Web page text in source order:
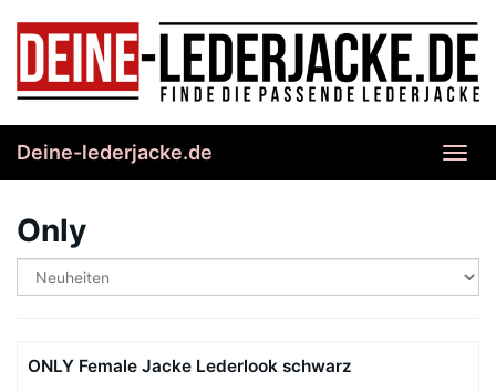
content
Deine-lederjacke.de
Only
ONLY Female Jacke Lederlook schwarz